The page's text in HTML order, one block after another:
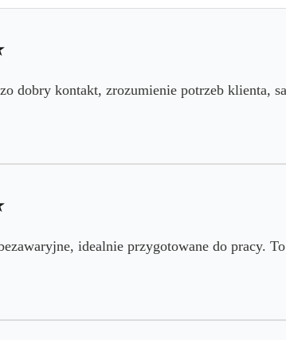
dobry kontakt, zrozumienie potrzeb klienta,
idealnie przygotowane do pracy.